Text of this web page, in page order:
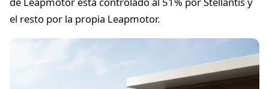
el resto por la propia Leapmotor.